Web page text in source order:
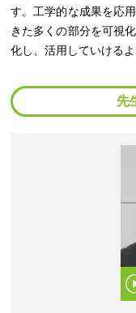
す。工学的な成果を応
きた多くの部分を可視
化し、活用していける
先